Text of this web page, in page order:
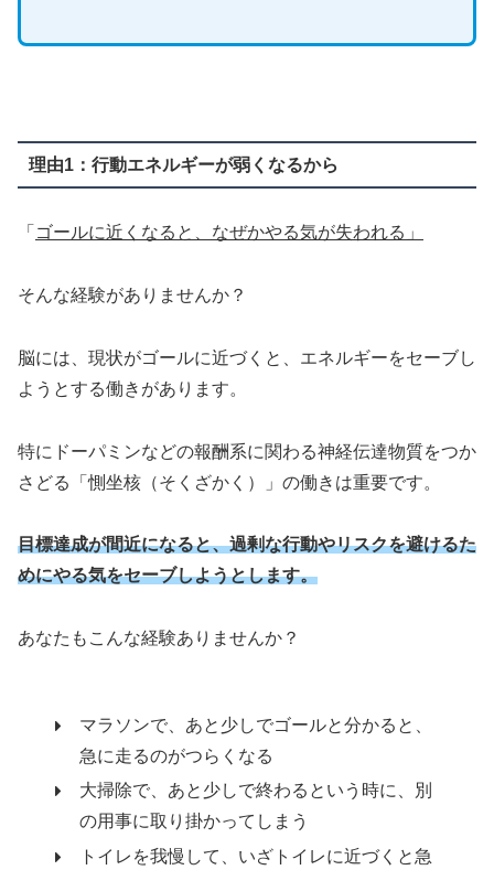
理由1：行動エネルギーが弱くなるから
「 ゴールに近くなると、なぜかやる気が失われる」
そんな経験がありませんか？
脳には、現状がゴールに近づくと、エネルギーをセーブし
ようとする働きがあります。
特にドーパミンなどの報酬系に関わる神経伝達物質をつか
さどる「惻坐核（そくざかく）」の働きは重要です。
目標達成が間近になると、過剰な行動やリスクを避けるた
めにやる気をセーブしようとします。
あなたもこんな経験ありませんか？
マラソンで、あと少しでゴールと分かると、
急に走るのがつらくなる
大掃除で、あと少しで終わるという時に、別
の用事に取り掛かってしまう
トイレを我慢して、いざトイレに近づくと急